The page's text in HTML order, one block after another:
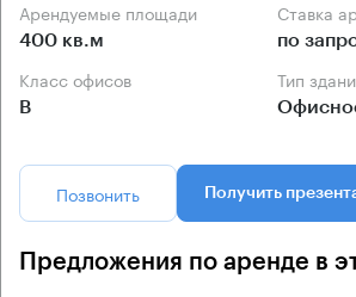
Арендуемые площади
400 кв.м
Ставка
по
Класс офисов
B
Тип
Позвонить Получить
Предложения по аренде в